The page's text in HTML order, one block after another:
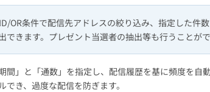
OR条件で配信先アドレスの絞り込み、指定した件
できます。プレゼント当選者の抽出等も行うことがで
期間」と「通数」を指定し、配信履歴を基に頻度を自
でき、過度な配信を防ぎます。